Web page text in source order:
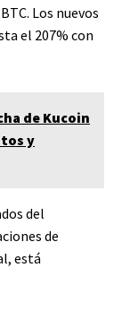
. Los nuevos
el 207% con
de Kucoin
y
del
de
está